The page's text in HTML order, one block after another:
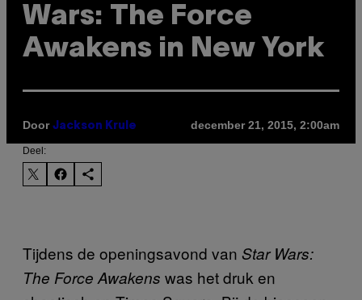
Wars: The Force
Awakens in New York
Door Jackson Krule december 21, 2015, 2:00am
Deel:
Tijdens de openingsavond van Star Wars:
The Force Awakens was het druk en